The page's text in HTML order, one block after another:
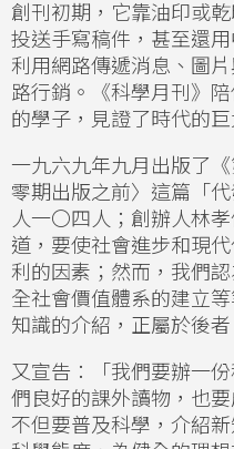
創刊初期，它靠油印或
投送手寫稿件，甚至還
利用網路傳遞消息、圖
路行銷。《科學月刊》
的學子，見證了時代的巨
一九六九年九月出版了
零期出版之前〉這篇「
人一〇四人；創辦人林
道，要使社會進步和現
利的因素；然而，我們
全社會價值體系的建立
知識的介紹，正屬於後者
又宣告：「我們要辦一
們良好的課外讀物，也
不但要普及科學，介紹